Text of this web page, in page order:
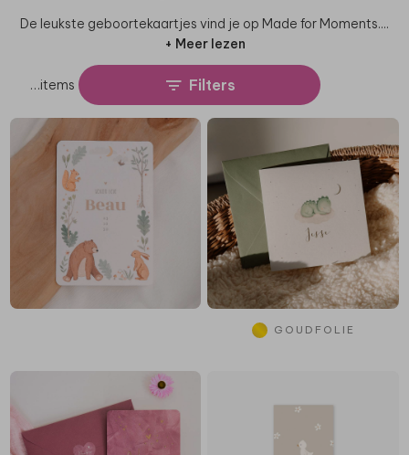
De leukste geboortekaartjes vind je op Made for Moments....
+ Meer lezen
…items Filters
GOUDFOLIE